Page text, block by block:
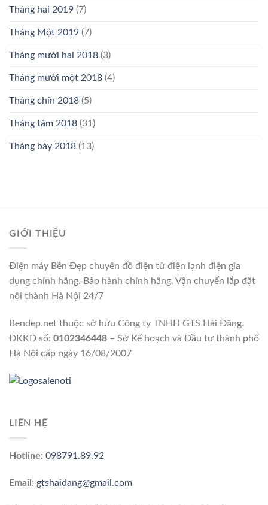
Tháng hai 2019 (7)
Tháng Một 2019 (7)
Tháng mười hai 2018 (3)
Tháng mười một 2018 (4)
Tháng chín 2018 (5)
Tháng tám 2018 (31)
Tháng bảy 2018 (13)
GIỚI THIỆU
Điện máy Bền Đẹp chuyên đồ điện tử điện lạnh điện gia
dụng chính hãng. Bảo hành chính hãng. Vận chuyển lắp đặt
nội thành Hà Nội 24/7
Bendep.net thuộc sở hữu Công ty TNHH GTS Hải Đăng.
ĐKKD số: 0102346448 – Sở Kế hoạch và Đầu tư thành phố
Hà Nội cấp ngày 16/08/2007
LIÊN HỆ
Hotline: 098791.89.92
Email: gtshaidang@gmail.com